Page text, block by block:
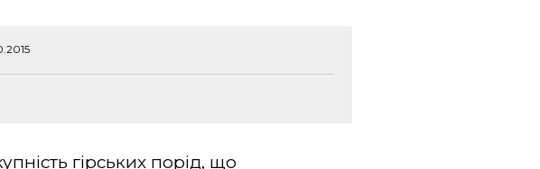
гірських порід, що